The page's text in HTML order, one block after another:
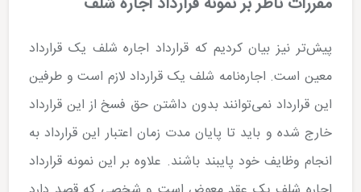
پیش‌تر نیز بیان کردیم که قرارداد اجاره شلف یک قرارداد
معین است. اجاره‌نامه شلف یک قرارداد لازم است و طرفین
این قرارداد نمی‌توانند بدون داشتن حق فسخ از این قرارداد
خارج شده و باید تا پایان مدت زمان اعتبار این قرارداد به
انجام وظایف خود پایبند باشند. علاوه بر این نمونه قرارداد